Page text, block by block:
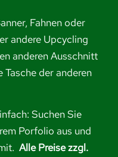
Fahnen oder
andere Upcycling
anderen Ausschnitt
Tasche der anderen
Suchen Sie
Porfolio aus und
Alle Preise zzgl.